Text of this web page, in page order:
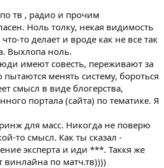
тв , радио и прочим
Ноль толку, некая видимость
то делает и вроде как не все так
Выхлопа ноль.
имеют совесть, переживают за
пытаются менять систему, бороться
смысл в виде блогерства,
портала (сайта) по тематике. Я
для масс. Никогда не поверю
то смысл. Как ты сказал -
эксперта и иди ***. Таккя же
винлайна по матч.тв))))